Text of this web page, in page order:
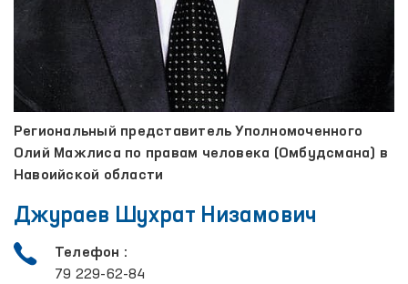
Региональный представитель Уполномоченного
Олий Мажлиса по правам человека (Омбудсмана) в
Навоийской области
Джураев Шухрат Низамович
Телефон :
79 229-62-84